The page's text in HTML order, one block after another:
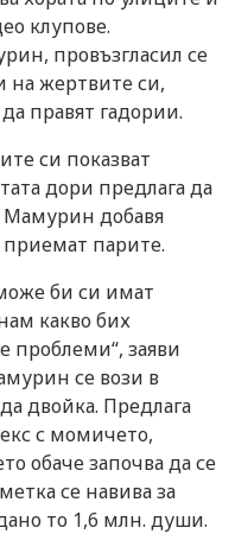
клупове.
провъзгласил се
на жертвите си,
правят гадории.
си показват
дори предлага да
Мамурин добавя
приемат парите.
би си имат
какво бих
проблеми“, заяви
се вози в
двойка. Предлага
с момичето,
обаче започва да се
се навива за
то 1,6 млн. души.